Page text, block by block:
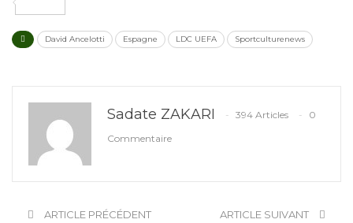
David Ancelotti Espagne LDC UEFA Sportculturenews
Sadate ZAKARI 394 Articles
0
Commentaire
ARTICLE PRÉCÉDENT ARTICLE SUIVANT